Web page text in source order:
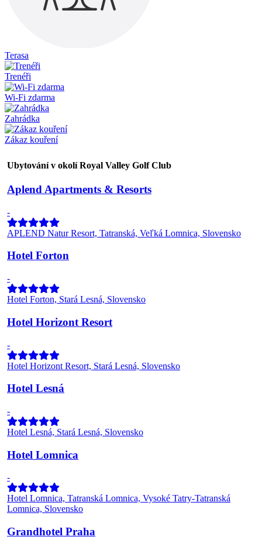
Terasa
Trenéři
Wi-Fi zdarma
Zahrádka
Zákaz kouření
Ubytování v okolí Royal Valley Golf Club
Aplend Apartments & Resorts
-
APLEND Natur Resort, Tatranská, Veľká Lomnica, Slovensko
Hotel Forton
-
Hotel Forton, Stará Lesná, Slovensko
Hotel Horizont Resort
-
Hotel Horizont Resort, Stará Lesná, Slovensko
Hotel Lesná
-
Hotel Lesná, Stará Lesná, Slovensko
Hotel Lomnica
-
Hotel Lomnica, Tatranská Lomnica, Vysoké Tatry-Tatranská
Lomnica, Slovensko
Grandhotel Praha